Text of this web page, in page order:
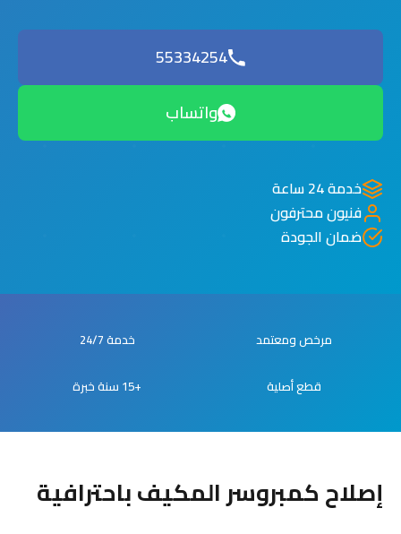
55334254
واتساب
خدمة 24 ساعة
فنيون محترفون
ضمان الجودة
مرخص ومعتمد خدمة 24/7
قطع أصلية +15 سنة خبرة
إصلاح كمبروسر المكيف باحترافية